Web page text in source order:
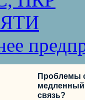
Проблемы
медленный
связь?